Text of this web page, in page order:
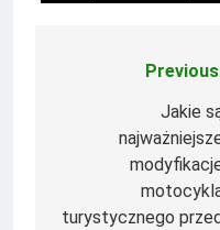
Nawigacja
Jakie
turystycznego przed